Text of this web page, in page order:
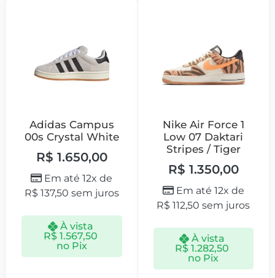
Adidas Campus
00s Crystal White
R$ 1.650,00
Em até 12x de
R$ 137,50 sem juros
À vista
R$1.567,50
no Pix
Nike Air Force 1
Low 07 Daktari
Stripes / Tiger
R$ 1.350,00
Em até 12x de
R$ 112,50 sem juros
À vista
R$ 1.282,50
no Pix